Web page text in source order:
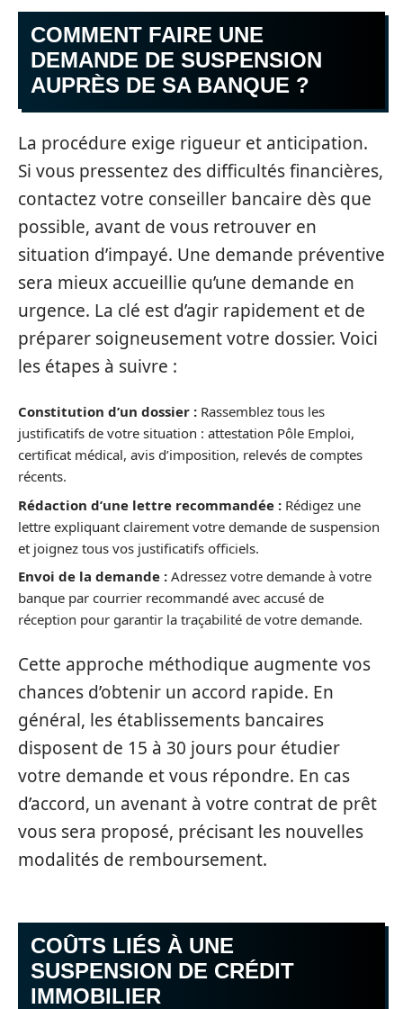
COMMENT FAIRE UNE
DEMANDE DE SUSPENSION
AUPRÈS DE SA BANQUE ?
La procédure exige rigueur et anticipation.
Si vous pressentez des difficultés financières,
contactez votre conseiller bancaire dès que
possible, avant de vous retrouver en
situation d’impayé. Une demande préventive
sera mieux accueillie qu’une demande en
urgence. La clé est d’agir rapidement et de
préparer soigneusement votre dossier. Voici
les étapes à suivre :
Constitution d’un dossier : Rassemblez tous les
justificatifs de votre situation : attestation Pôle Emploi,
certificat médical, avis d’imposition, relevés de comptes
récents.
Rédaction d’une lettre recommandée : Rédigez une
lettre expliquant clairement votre demande de suspension
et joignez tous vos justificatifs officiels.
Envoi de la demande : Adressez votre demande à votre
banque par courrier recommandé avec accusé de
réception pour garantir la traçabilité de votre demande.
Cette approche méthodique augmente vos
chances d’obtenir un accord rapide. En
général, les établissements bancaires
disposent de 15 à 30 jours pour étudier
votre demande et vous répondre. En cas
d’accord, un avenant à votre contrat de prêt
vous sera proposé, précisant les nouvelles
modalités de remboursement.
COÛTS LIÉS À UNE
SUSPENSION DE CRÉDIT
IMMOBILIER